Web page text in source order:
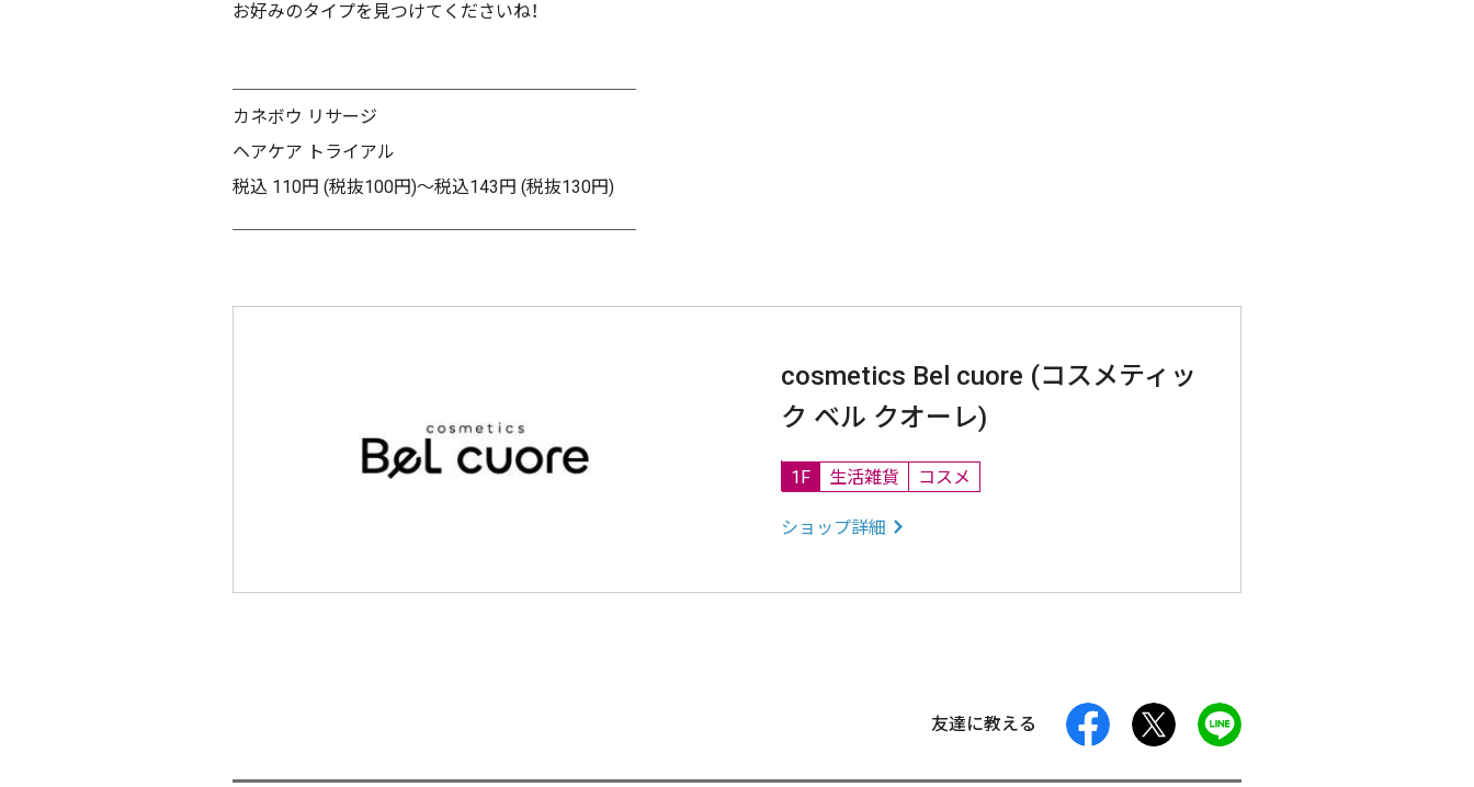
お好みのタイプを見つけてくださいね！
カネボウ リサージ
ヘアケア トライアル
税込 110円 (税抜100円)～税込143円 (税抜130円)
cosmetics Bel cuore (コスメティッ
ク ベル クオーレ)
1F 生活雑貨 コスメ
ショップ詳細
友達に教える facebook